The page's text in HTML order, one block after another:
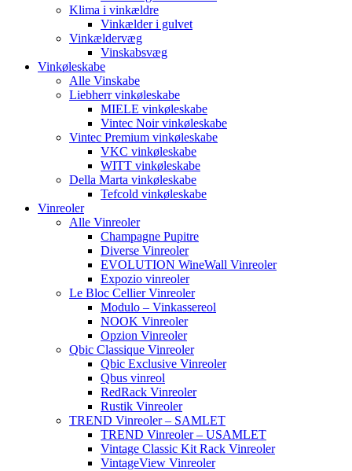
Klima i vinkældre
Vinkælder i gulvet
Vinkældervæg
Vinskabsvæg
Vinkøleskabe
Alle Vinskabe
Liebherr vinkøleskabe
MIELE vinkøleskabe
Vintec Noir vinkøleskabe
Vintec Premium vinkøleskabe
VKC vinkøleskabe
WITT vinkøleskabe
Della Marta vinkøleskabe
Tefcold vinkøleskabe
Vinreoler
Alle Vinreoler
Champagne Pupitre
Diverse Vinreoler
EVOLUTION WineWall Vinreoler
Expozio vinreoler
Le Bloc Cellier Vinreoler
Modulo – Vinkassereol
NOOK Vinreoler
Opzion Vinreoler
Qbic Classique Vinreoler
Qbic Exclusive Vinreoler
Qbus vinreol
RedRack Vinreoler
Rustik Vinreoler
TREND Vinreoler – SAMLET
TREND Vinreoler – USAMLET
Vintage Classic Kit Rack Vinreoler
VintageView Vinreoler